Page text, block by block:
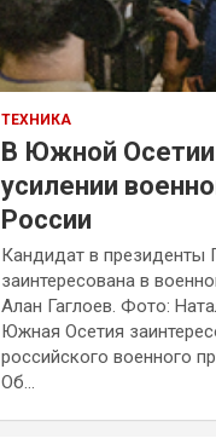
ТЕХНИКА
В Южной Осетии
усилении
России
Кандидат в президенты
заинтересована в
Алан Гаглоев. Фото:
Южная Осетия
российского военного
Об…